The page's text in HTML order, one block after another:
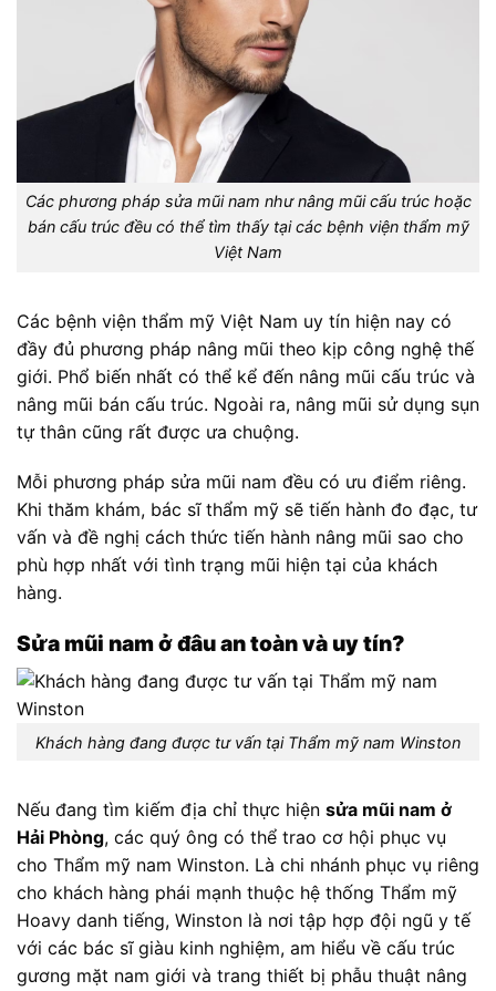
Các phương pháp sửa mũi nam như nâng mũi cấu trúc hoặc
bán cấu trúc đều có thể tìm thấy tại các bệnh viện thẩm mỹ
Việt Nam
Các bệnh viện thẩm mỹ Việt Nam uy tín hiện nay có
đầy đủ phương pháp nâng mũi theo kịp công nghệ thế
giới. Phổ biến nhất có thể kể đến nâng mũi cấu trúc và
nâng mũi bán cấu trúc. Ngoài ra, nâng mũi sử dụng sụn
tự thân cũng rất được ưa chuộng.
Mỗi phương pháp sửa mũi nam đều có ưu điểm riêng.
Khi thăm khám, bác sĩ thẩm mỹ sẽ tiến hành đo đạc, tư
vấn và đề nghị cách thức tiến hành nâng mũi sao cho
phù hợp nhất với tình trạng mũi hiện tại của khách
hàng.
Sửa mũi nam ở đâu an toàn và uy tín?
Khách hàng đang được tư vấn tại Thẩm mỹ nam Winston
Nếu đang tìm kiếm địa chỉ thực hiện sửa mũi nam ở
Hải Phòng, các quý ông có thể trao cơ hội phục vụ
cho Thẩm mỹ nam Winston. Là chi nhánh phục vụ riêng
cho khách hàng phái mạnh thuộc hệ thống Thẩm mỹ
Hoavy danh tiếng, Winston là nơi tập hợp đội ngũ y tế
với các bác sĩ giàu kinh nghiệm, am hiểu về cấu trúc
gương mặt nam giới và trang thiết bị phẫu thuật nâng